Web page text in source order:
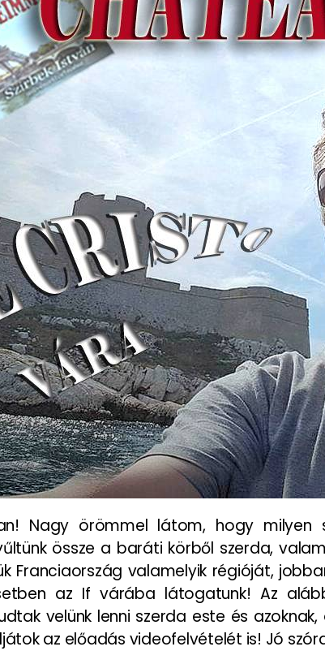
Nagy örömmel látom, hogy milyen
össze a baráti körből szerda,
Franciaország valamelyik régióját,
az If várába látogatunk! Az
velünk lenni szerda este és
az előadás videofelvételét is! Jó